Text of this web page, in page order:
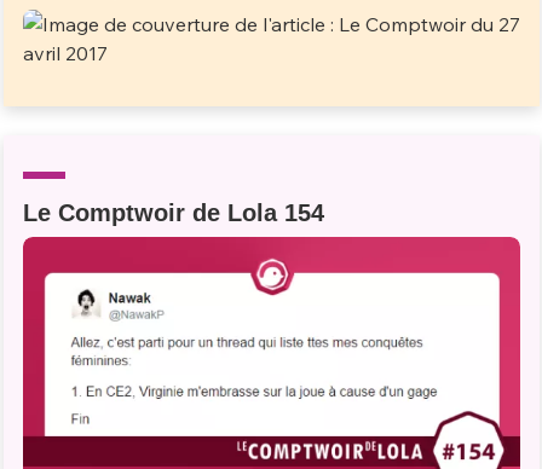
Le Comptwoir de Lola 154